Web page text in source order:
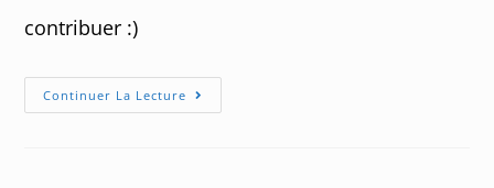
contribuer :)
Continuer La Lecture Image
Directe